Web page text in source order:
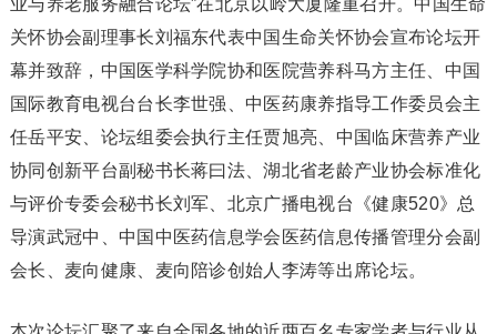
关怀协会副理事长刘福东代表中国生命关怀协会宣布论坛开
幕并致辞，中国医学科学院协和医院营养科马方主任、中国
国际教育电视台台长李世强、中医药康养指导工作委员会主
任岳平安、论坛组委会执行主任贾旭亮、中国临床营养产业
协同创新平台副秘书长蒋曰法、湖北省老龄产业协会标准化
与评价专委会秘书长刘军、北京广播电视台《健康520》总
导演武冠中、中国中医药信息学会医药信息传播管理分会副
会长、麦向健康、麦向陪诊创始人李涛等出席论坛。